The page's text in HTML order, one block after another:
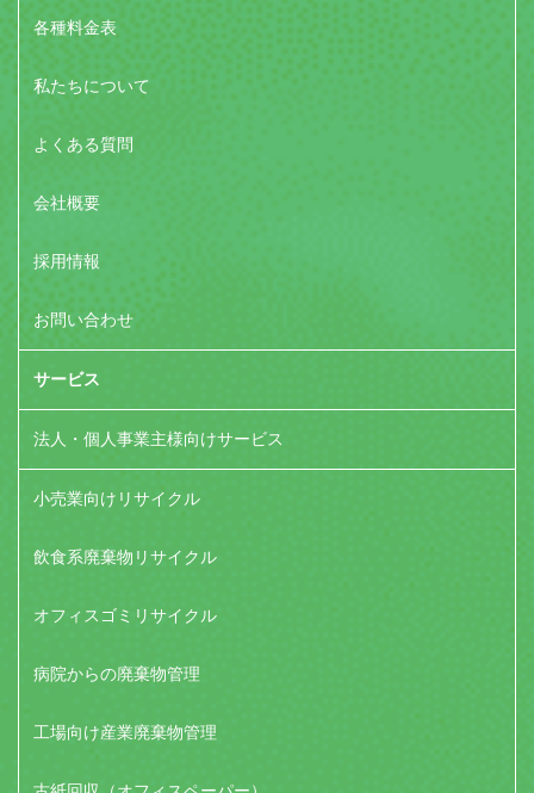
各種料金表
私たちについて
よくある質問
会社概要
採用情報
お問い合わせ
サービス
法人・個人事業主様向けサービス
小売業向けリサイクル
飲食系廃棄物リサイクル
オフィスゴミリサイクル
病院からの廃棄物管理
工場向け産業廃棄物管理